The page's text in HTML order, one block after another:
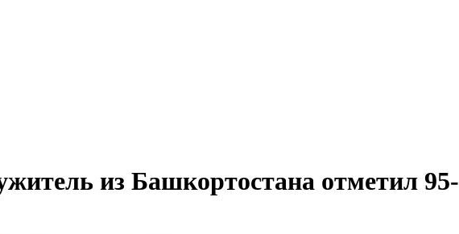
из Башкортостана отметил 95-